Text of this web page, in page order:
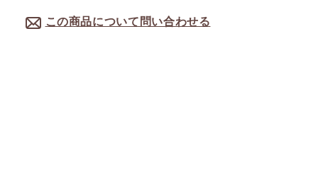
この商品について問い合わせる